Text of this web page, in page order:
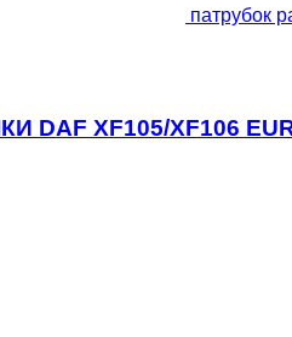
патрубок
DAF XF105/XF106